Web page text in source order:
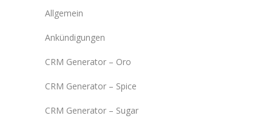
Allgemein
Ankündigungen
CRM Generator – Oro
CRM Generator – Spice
CRM Generator – Sugar